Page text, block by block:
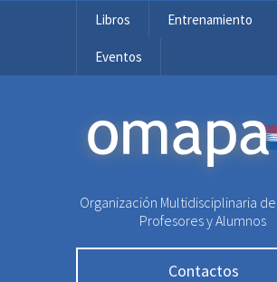
Libros Entrenamiento
Eventos
OMAPA
Organización Multidisciplinaria
Profesores y Alumnos
Contactos